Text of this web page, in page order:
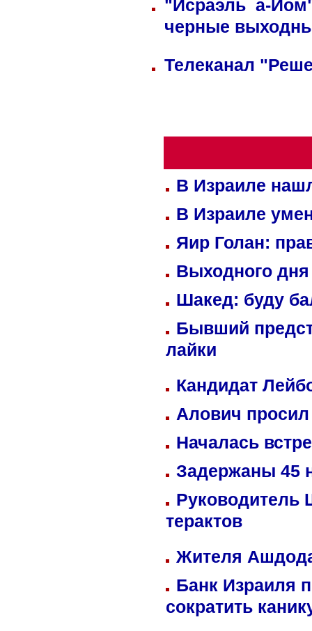
"Исраэль а-
черные
Телеканал
В Израиле
В Израиле
Яир Голан:
Выходного
Шакед: буду
Бывший
лайки
Кандидат
Алович просил
Началась
Задержаны 45
Руководитель
терактов
Жителя
Банк Израиля
сократить